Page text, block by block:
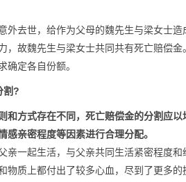
外去世，给作为父母的魏先生与梁女士
，故魏先生与梁女士共同共有死亡赔偿
确定各自份额。
割?
和方式存在不同，死亡赔偿金的分割应以
感亲密程度等因素进行合理分配。
亲一起生活，与父亲共同生活紧密程度
物质上都付出了较多心血，尽到了更多的